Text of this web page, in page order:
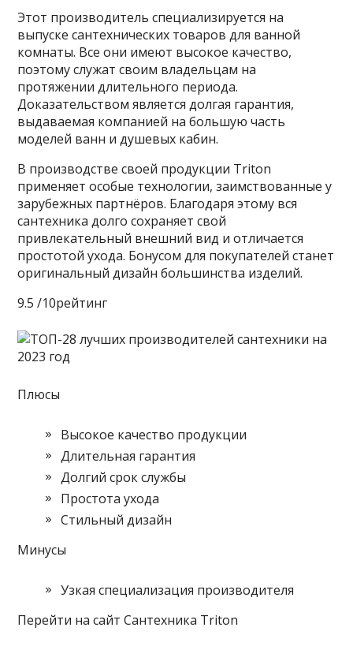
Этот производитель специализируется на
выпуске сантехнических товаров для ванной
комнаты. Все они имеют высокое качество,
поэтому служат своим владельцам на
протяжении длительного периода.
Доказательством является долгая гарантия,
выдаваемая компанией на большую часть
моделей ванн и душевых кабин.
В производстве своей продукции Triton
применяет особые технологии, заимствованные у
зарубежных партнёров. Благодаря этому вся
сантехника долго сохраняет свой
привлекательный внешний вид и отличается
простотой ухода. Бонусом для покупателей станет
оригинальный дизайн большинства изделий.
9.5 /10рейтинг
Плюсы
Высокое качество продукции
Длительная гарантия
Долгий срок службы
Простота ухода
Стильный дизайн
Минусы
Узкая специализация производителя
Перейти на сайт Сантехника Triton